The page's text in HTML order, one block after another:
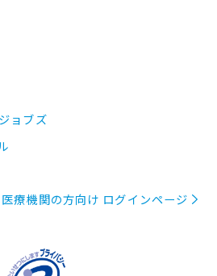
ョブズ
医療機関の方向け ログインページ